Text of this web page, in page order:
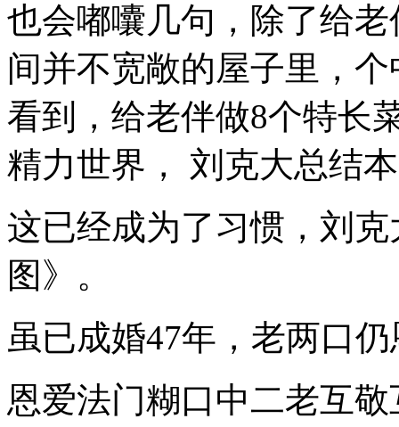
也会嘟囔几句，除了给
间并不宽敞的屋子里，
看到，给老伴做8个特长
精力世界， 刘克大总结
这已经成为了习惯，刘
图》。
虽已成婚47年，老两口
恩爱法门糊口中二老互